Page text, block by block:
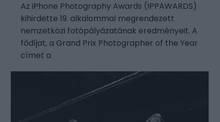
Az iPhone Photography Awards (IPPAWARDS)
kihirdette 19. alkalommal megrendezett
nemzetközi fotópályázatának eredményeit. A
fődíjat, a Grand Prix Photographer of the Year
címet a